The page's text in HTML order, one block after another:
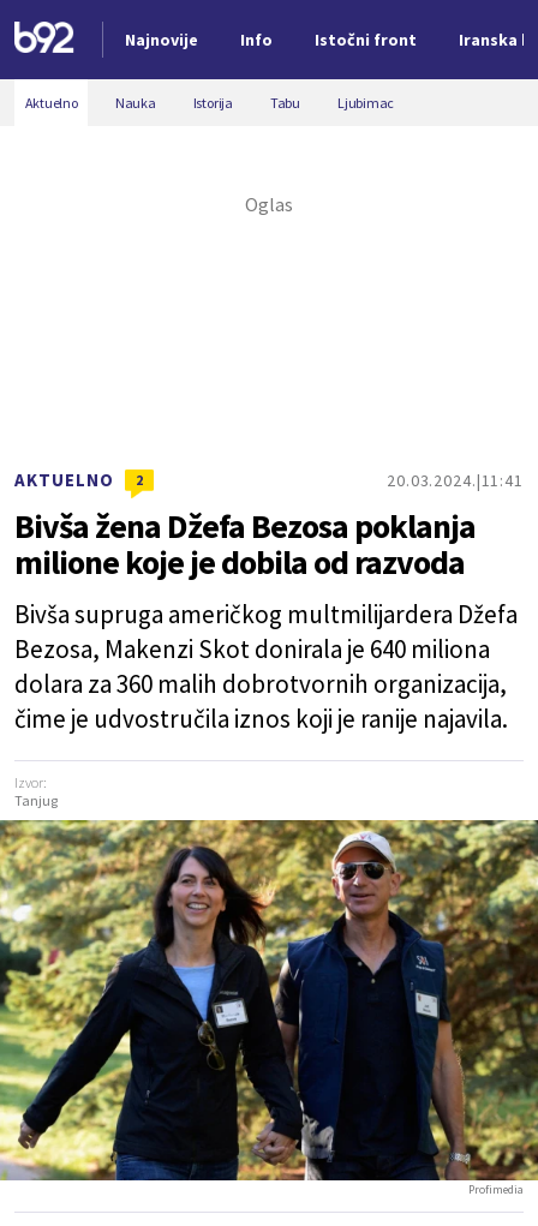
Najnovije Info Istočni front Iranska
Nova vest
Aktuelno Nauka Istorija Tabu Ljubimac
AKTUELNO 2 20.03.2024. 11:41
Bivša žena Džefa Bezosa poklanja
milione koje je dobila od razvoda
Bivša supruga američkog multmilijardera Džefa
Bezosa, Makenzi Skot donirala je 640 miliona
dolara za 360 malih dobrotvornih organizacija,
čime je udvostručila iznos koji je ranije najavila.
Izvor:
Tanjug
Profimedia